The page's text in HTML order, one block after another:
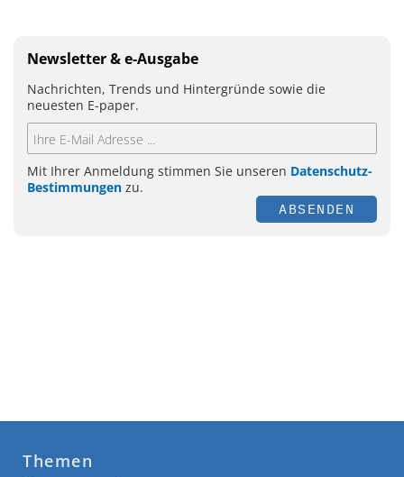
Newsletter & e-Ausgabe
Nachrichten, Trends und Hintergründe sowie die
neuesten E-paper.
Mit Ihrer Anmeldung stimmen Sie unseren Datenschutz-
Bestimmungen zu.
ABSENDEN
Themen